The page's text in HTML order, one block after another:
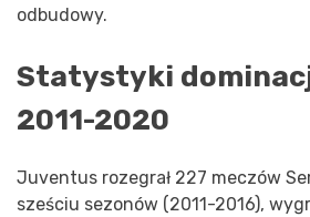
odbudowy.
Statystyki
2011-2020
Juventus rozegrał 227 meczów
sześciu sezonów (2011-2016),